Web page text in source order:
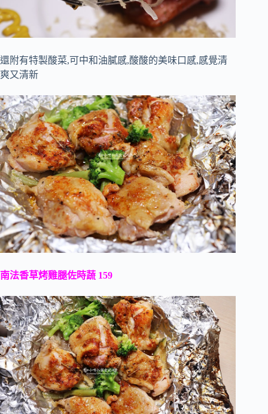
還附有特製酸菜,可中和油膩感,酸酸的美味口感,感覺清
爽又清新
南法香草烤雞腿佐時蔬 159